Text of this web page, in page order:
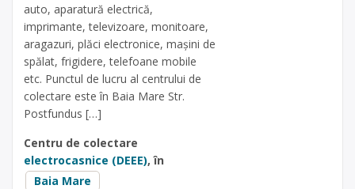
auto, aparatură electrică,
imprimante, televizoare, monitoare,
aragazuri, plăci electronice, mașini de
spălat, frigidere, telefoane mobile
etc. Punctul de lucru al centrului de
colectare este în Baia Mare Str.
Postfundus […]
Centru de colectare
electrocasnice (DEEE), în
Baia Mare